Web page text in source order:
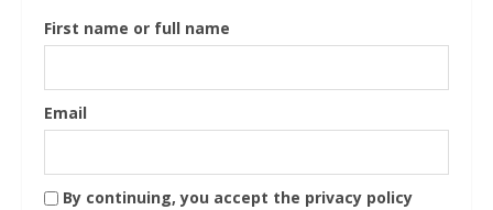
First name or full name
Email
By continuing, you accept the privacy policy